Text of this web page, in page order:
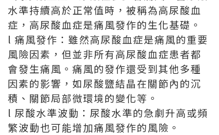
水準持續高於正常值時，被稱為高尿酸血
症，高尿酸血症是痛風發作的生化基礎。
l 痛風發作：雖然高尿酸血症是痛風的重要
風險因素，但並非所有高尿酸血症患者都
會發生痛風。痛風的發作還受到其他多種
因素的影響，如尿酸鹽結晶在關節內的沉
積、關節局部微環境的變化等。
l 尿酸水準波動：尿酸水準的急劇升高或頻
繁波動也可能增加痛風發作的風險。